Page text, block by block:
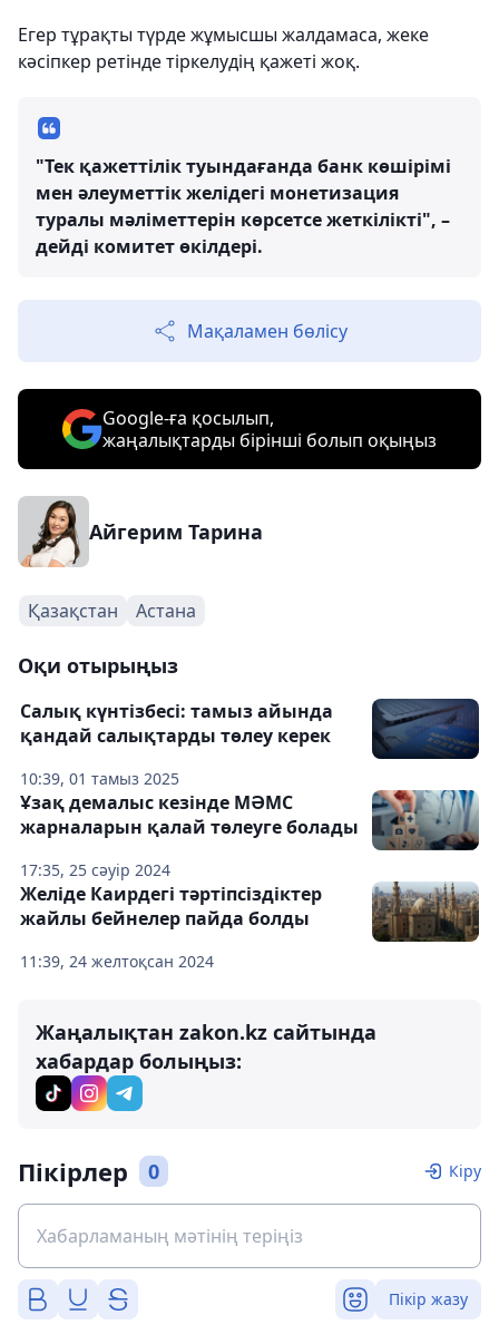
Егер тұрақты түрде жұмысшы жалдамаса, жеке
кәсіпкер ретінде тіркелудің қажеті жоқ.
"Тек қажеттілік туындағанда банк көшірімі
мен әлеуметтік желідегі монетизация
туралы мәліметтерін көрсетсе жеткілікті", –
дейді комитет өкілдері.
Мақаламен бөлісу
Google-ға қосылып,
жаңалықтарды бірінші болып оқыңыз
Айгерим Тарина
Қазақстан Астана
Оқи отырыңыз
10:39, 01 тамыз 2025
Салық күнтізбесі: тамыз айында
қандай салықтарды төлеу керек
17:35, 25 сәуір 2024
Ұзақ демалыс кезінде МӘМС
жарналарын қалай төлеуге болады
11:39, 24 желтоқсан 2024
Желіде Каирдегі тәртіпсіздіктер
жайлы бейнелер пайда болды
Жаңалықтан zakon.kz сайтында
хабардар болыңыз:
Пікірлер 0 Кіру
Пікір жазу